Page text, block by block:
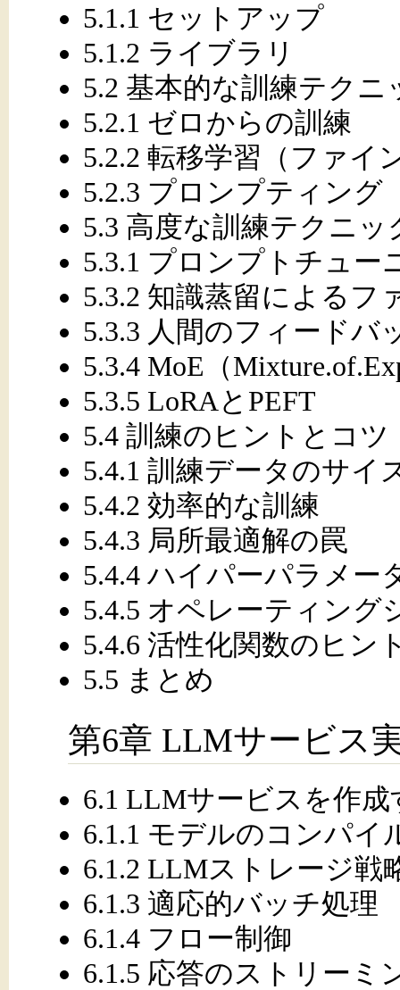
5.1.1 セットアップ
5.1.2 ライブラリ
5.2 基本的な訓練テクニ
5.2.1 ゼロからの訓練
5.2.2 転移学習（ファイ
5.2.3 プロンプティング
5.3 高度な訓練テクニッ
5.3.1 プロンプトチュー
5.3.2 知識蒸留によるフ
5.3.3 人間のフィードバ
5.3.4 MoE（
5.3.5 LoRAとPEFT
5.4 訓練のヒントとコツ
5.4.1 訓練データのサイ
5.4.2 効率的な訓練
5.4.3 局所最適解の罠
5.4.4 ハイパーパラメ
5.4.5 オペレーティング
5.4.6 活性化関数のヒン
5.5 まとめ
第6章 LLMサービス
6.1 LLMサービスを作成
6.1.1 モデルのコンパイ
6.1.2 LLMストレージ戦
6.1.3 適応的バッチ処理
6.1.4 フロー制御
6.1.5 応答のストリーミ